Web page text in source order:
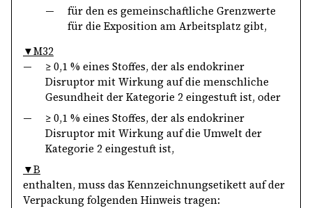
—
für den es gemeinschaftliche Grenzwerte
für die Exposition am Arbeitsplatz gibt,
▼M32
—
≥ 0,1 % eines Stoffes, der als endokriner
Disruptor mit Wirkung auf die menschliche
Gesundheit der Kategorie 2 eingestuft ist, oder
—
≥ 0,1 % eines Stoffes, der als endokriner
Disruptor mit Wirkung auf die Umwelt der
Kategorie 2 eingestuft ist,
▼B
enthalten, muss das Kennzeichnungsetikett auf der
Verpackung folgenden Hinweis tragen: